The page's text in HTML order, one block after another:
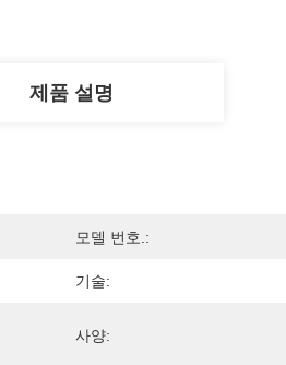
제품 설명
모델 번호.:
기술:
사양: